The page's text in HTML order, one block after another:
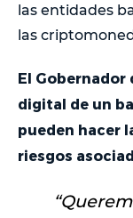
las entidades
las
El Gobernador
digital de un
pueden hacer
riesgos
“